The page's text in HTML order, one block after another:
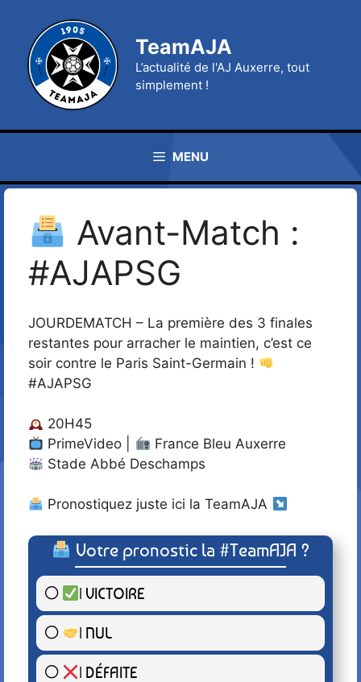
contenu
TeamAJA
L’actualité de l'AJ Auxerre, tout
simplement !
MENU
Avant-Match :
#AJAPSG
JOURDEMATCH – La première des 3 finales
restantes pour arracher le maintien, c’est ce
soir contre le Paris Saint-Germain !
#AJAPSG
20H45
PrimeVideo |
France Bleu Auxerre
Stade Abbé Deschamps
Pronostiquez juste ici la TeamAJA
Votre pronostic la #TeamAJA ?
| VICTOIRE
| NUL
| DÉFAITE